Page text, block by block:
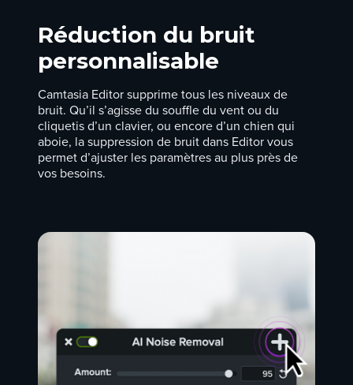
Réduction du bruit
personnalisable
Camtasia Editor supprime tous les niveaux de
bruit. Qu’il s’agisse du souffle du vent ou du
cliquetis d’un clavier, ou encore d’un chien qui
aboie, la suppression de bruit dans Editor vous
permet d’ajuster les paramètres au plus près de
vos besoins.